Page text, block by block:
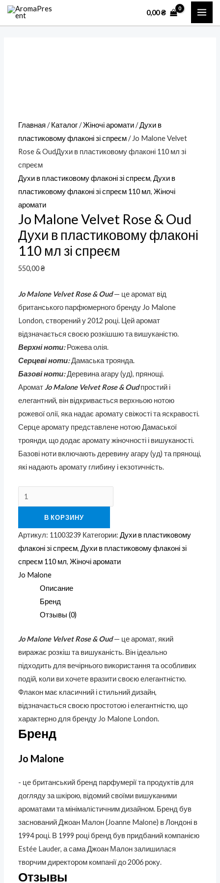
Перейти
0,00₴
Главная /Каталог/Жіночі аромати/Духи в
пластиковому флаконі зі спреєм/ Jo Malone Velvet
Rose & OudДухи в пластиковому флаконі 110 мл зі
спреєм
Духи в пластиковому флаконі зі спреєм,Духи в
пластиковому флаконі зі спреєм 110 мл,Жіночі
аромати
Jo Malone Velvet Rose & Oud
Духи в пластиковому флаконі
110 мл зі спреєм
550,00₴
Jo Malone Velvet Rose & Oud — це аромат від
британського парфюмерного бренду Jo Malone
London, створений у 2012 році. Цей аромат
відзначається своєю розкішшю та вишуканістю.
Верхні ноти:Рожева олія.
Серцеві ноти:Дамаська троянда.
Базові ноти:Деревина агару (уд), прянощі.
АроматJo Malone Velvet Rose & Oudпростий і
елегантний, він відкривається верхньою нотою
рожевої олії, яка надає аромату свіжості та яскравості.
Серце аромату представлене нотою Дамаської
троянди, що додає аромату жіночності і вишуканості.
Базові ноти включають деревину агару (уд) та прянощі,
які надають аромату глибину і екзотичність.
Количество
товара
пластиковому
флаконі
110
мл
зі
спреєм
В КОРЗИНУ
Артикул: 11003239 Категории:Духи в пластиковому
флаконі зі спреєм,Духи в пластиковому флаконі зі
спреєм 110 мл,Жіночі аромати
Jo Malone
Описание
Бренд
Отзывы (0)
Jo Malone Velvet Rose & Oud— це аромат, який
виражає розкіш та вишуканість. Він ідеально
підходить для вечірнього використання та особливих
подій, коли ви хочете вразити своєю елегантністю.
Флакон має класичний і стильний дизайн,
відзначається своєю простотою і елегантністю, що
характерно для бренду Jo Malone London.
Бренд
Jo Malone
- це британський бренд парфумерії та продуктів для
догляду за шкірою, відомий своїми вишуканими
ароматами та мінімалістичним дизайном. Бренд був
заснований Джоан Малон (Joanne Malone) в Лондоні в
1994 році. В 1999 році бренд був придбаний компанією
Estée Lauder, а сама Джоан Малон залишилася
творчим директором компанії до 2006 року.
Отзывы